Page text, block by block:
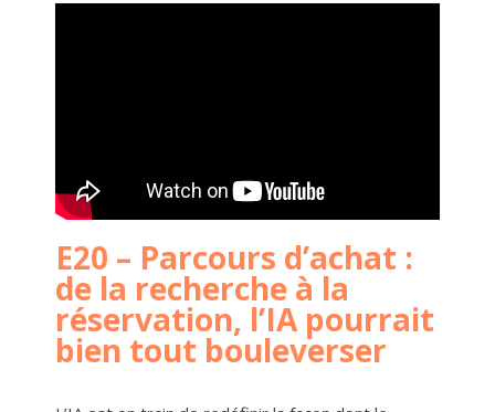
E20 – Parcours d’achat :
de la recherche à la
réservation, l’IA pourrait
bien tout bouleverser